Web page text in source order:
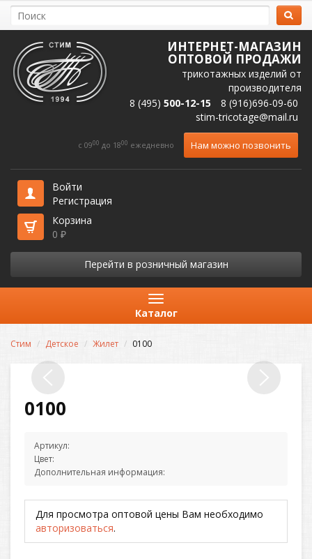
ИНТЕРНЕТ-МАГАЗИН
ОПТОВОЙ ПРОДАЖИ
трикотажных изделий от
производителя
8 (495) 500-12-15
8 (916)696-09-60
stim-tricotage@mail.ru
c 0900 до 1800 ежедневно Нам можно позвонить
Войти
Регистрация
Корзина
0 ₽
Перейти в розничный магазин
Каталог
Стим Детское Жилет 0100
0100
Артикул:
Цвет:
Дополнительная информация:
Для просмотра оптовой цены Вам необходимо
авторизоваться.